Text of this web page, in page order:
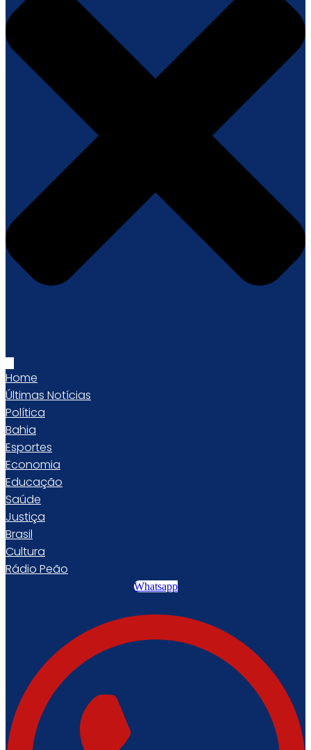
Home
Últimas Notícias
Política
Bahia
Esportes
Economia
Educação
Saúde
Justiça
Brasil
Cultura
Rádio Peão
Whatsapp